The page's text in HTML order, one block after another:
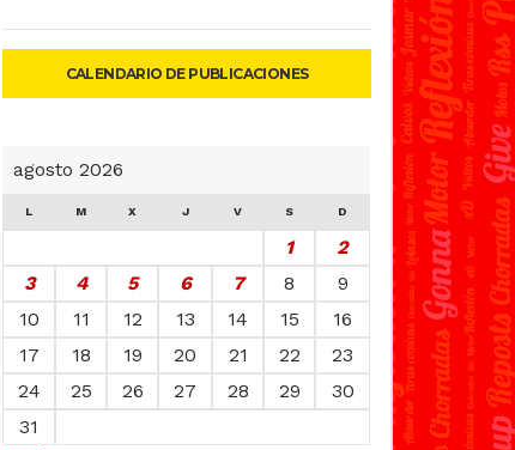
CALENDARIO DE PUBLICACIONES
agosto 2026
L M X J V S D
1
2
3
4 5 6 7 8
9
10
11 12 13 14 15
16
17
18 19 20 21 22
23
24
25 26 27 28 29
30
31